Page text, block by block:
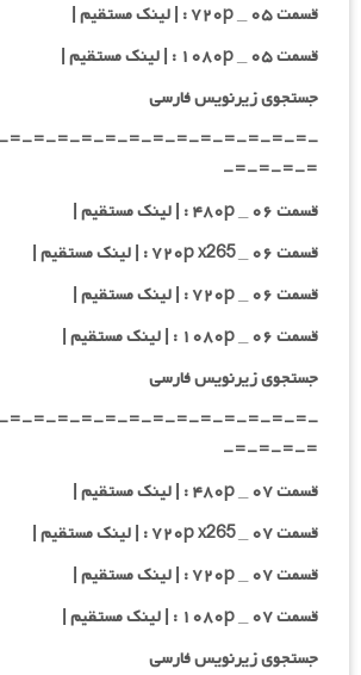
قسمت ۰۵ _ ۷۲۰p : | لینک مستقیم |
قسمت ۰۵ _ ۱۰۸۰p : | لینک مستقیم |
جستجوی زیرنویس فارسی
=-=-=-=-=-=-=-=-=-=-=-=-=-
=-=-=-=-
قسمت ۰۶ _ ۴۸۰p : | لینک مستقیم |
قسمت ۰۶ _ ۷۲۰p x265 : | لینک مستقیم |
قسمت ۰۶ _ ۷۲۰p : | لینک مستقیم |
قسمت ۰۶ _ ۱۰۸۰p : | لینک مستقیم |
جستجوی زیرنویس فارسی
=-=-=-=-=-=-=-=-=-=-=-=-=-
=-=-=-=-
قسمت ۰۷ _ ۴۸۰p : | لینک مستقیم |
قسمت ۰۷ _ ۷۲۰p x265 : | لینک مستقیم |
قسمت ۰۷ _ ۷۲۰p : | لینک مستقیم |
قسمت ۰۷ _ ۱۰۸۰p : | لینک مستقیم |
جستجوی زیرنویس فارسی